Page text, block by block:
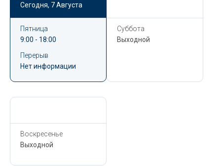
Сегодня, 7 Августа
Пятница
9:00 - 18:00
Перерыв
Нет информации
Суббота
Выходной
Воскресенье
Выходной